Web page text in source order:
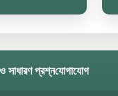
সাধারণ প্রশ্নযোগাযোগ